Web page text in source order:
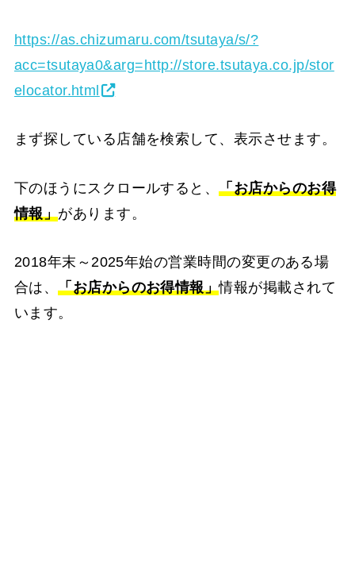
https://as.chizumaru.com/tsutaya/s/?
acc=tsutaya0&arg=http://store.tsutaya.co.jp/stor
elocator.html
まず探している店舗を検索して、表示させます。
下のほうにスクロールすると、「お店からのお得
情報」があります。
2018年末～2025年始の営業時間の変更のある場
合は、「お店からのお得情報」情報が掲載されて
います。